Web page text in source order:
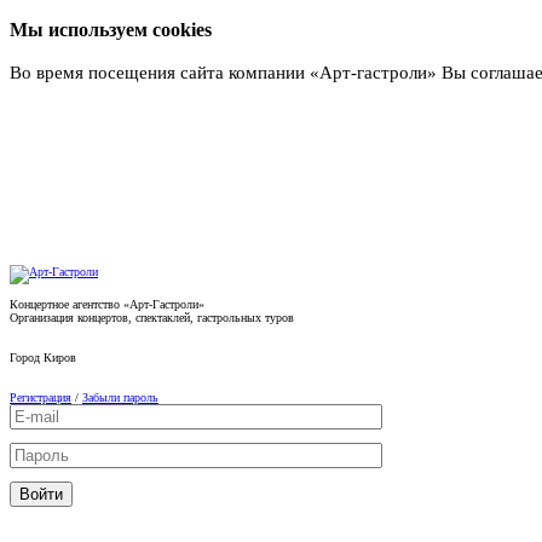
Мы используем cookies
Во время посещения сайта компании «Арт-гастроли» Вы
Концертное агентство «Арт-Гастроли»
Организация концертов, спектаклей, гастрольных туров
Город Киров
Регистрация / Забыли пароль